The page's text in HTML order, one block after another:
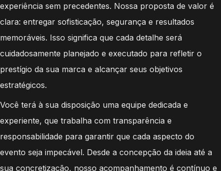
experiência sem precedentes. Nossa proposta de valor é
clara: entregar sofisticação, segurança e resultados
memoráveis. Isso significa que cada detalhe será
cuidadosamente planejado e executado para refletir o
prestígio da sua marca e alcançar seus objetivos
estratégicos.
Você terá à sua disposição uma equipe dedicada e
experiente, que trabalha com transparência e
responsabilidade para garantir que cada aspecto do
evento seja impecável. Desde a concepção da ideia até a
sua concretização, nosso acompanhamento é contínuo e